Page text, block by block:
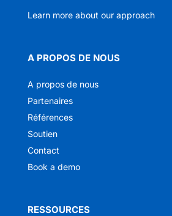
Learn more about our approach
A PROPOS DE NOUS
A propos de nous
Partenaires
Références
Soutien
Contact
Book a demo
RESSOURCES